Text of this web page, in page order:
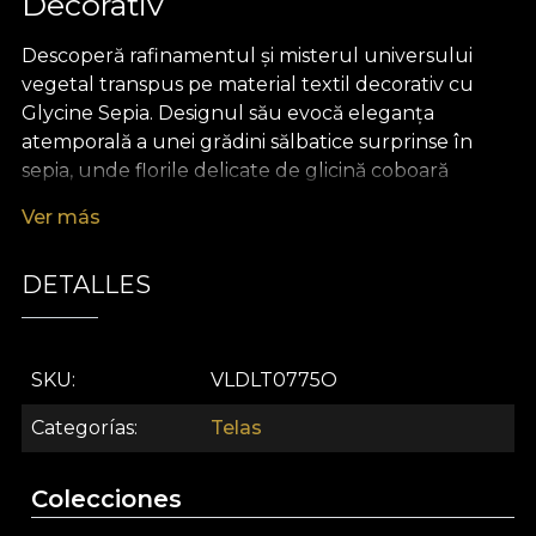
Descoperă rafinamentul și misterul universului
vegetal transpus pe material textil decorativ cu
Glycine Sepia. Designul său evocă eleganța
atemporală a unei grădini sălbatice surprinse în
sepia, unde florile delicate de glicină coboară
subtilă de nuanțe calde și profunde conferă o notă
de natură enigmatică, plin de armonie și poezie
vizuală.
companionul ideal pentru proiecte de design
interior sofisticate. Poate îmbrăca ferestrele ca
draperii spectaculoase, poate adăuga o notă
accentul perfect pentru perne decorative,
Ver más
DETALLES
SKU VLDLT0775O
Categorías Telas
Colecciones